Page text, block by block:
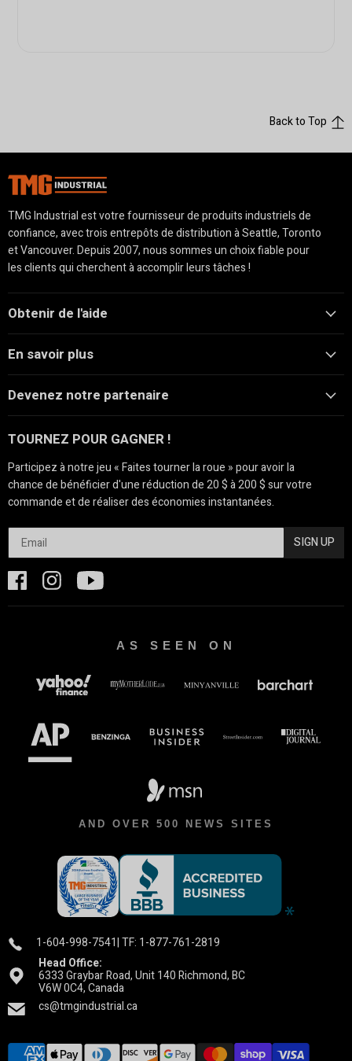
Back to Top
TMG Industrial est votre fournisseur de produits industriels de
confiance, avec trois entrepôts de distribution à Seattle, Toronto
et Vancouver. Depuis 2007, nous sommes un choix fiable pour
les clients qui cherchent à accomplir leurs tâches !
Obtenir de l'aide
En savoir plus
Devenez notre partenaire
TOURNEZ POUR GAGNER !
Participez à notre jeu « Faites tourner la roue » pour avoir la
chance de bénéficier d'une réduction de 20 $ à 200 $ sur votre
commande et de réaliser des économies instantanées.
SIGN UP
AS SEEN ON
AND OVER 500 NEWS SITES
1-604-998-7541| TF: 1-877-761-2819
Head Office:
6333 Graybar Road, Unit 140 Richmond, BC
V6W 0C4, Canada
cs@tmgindustrial.ca